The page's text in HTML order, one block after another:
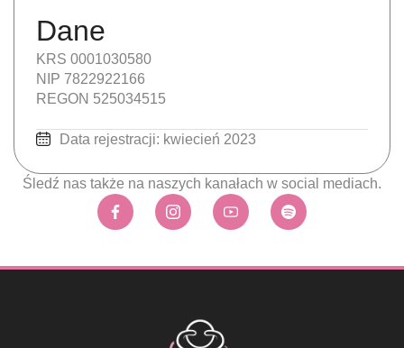
Dane
KRS 0001030580
NIP 7822922166
REGON 525034515
Data rejestracji: kwiecień 2023
Śledź nas także na naszych kanałach w social mediach.